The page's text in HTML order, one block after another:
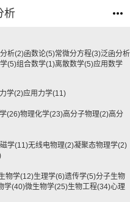
析
析(2)函数论(5)常微分方程(3)泛函分析
(5)组合数学(1)离散数学(5)应用数学
学(2)应用力学(11)
(26)物理化学(23)高分子物理(2)高分
学(11)无线电物理(2)凝聚态物理学(2)
物学(12)生理学(6)遗传学(5)分子生物
学(40)微生物学(25)生物工程(34)心理